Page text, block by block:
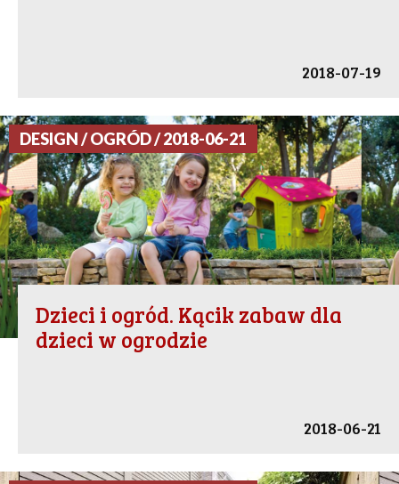
2018-07-19
DESIGN / OGRÓD / 2018-06-21
Dzieci i ogród. Kącik zabaw dla
dzieci w ogrodzie
2018-06-21